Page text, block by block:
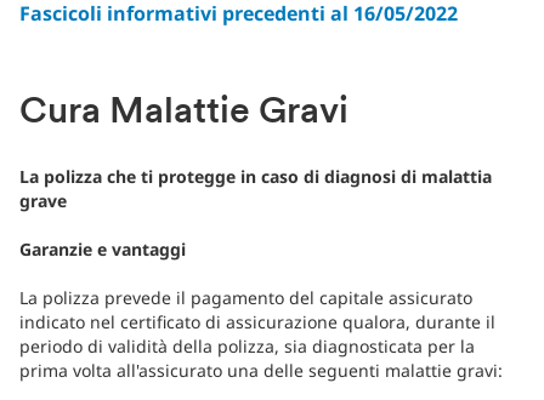
Fascicoli informativi precedenti al 16/05/2022
Cura Malattie Gravi
La polizza che ti protegge in caso di diagnosi di malattia
grave
Garanzie e vantaggi
La polizza prevede il pagamento del capitale assicurato
indicato nel certificato di assicurazione qualora, durante il
periodo di validità della polizza, sia diagnosticata per la
prima volta all'assicurato una delle seguenti malattie gravi: